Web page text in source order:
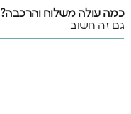
כמה עולה משלוח והרכבה?
גם זה חשוב